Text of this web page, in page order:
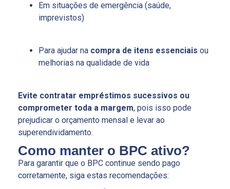
Em situações de emergência (saúde,
imprevistos)
Para ajudar na compra de itens essenciais ou
melhorias na qualidade de vida
Evite contratar empréstimos sucessivos ou
comprometer toda a margem, pois isso pode
prejudicar o orçamento mensal e levar ao
superendividamento.
Como manter o BPC ativo?
Para garantir que o BPC continue sendo pago
corretamente, siga estas recomendações: